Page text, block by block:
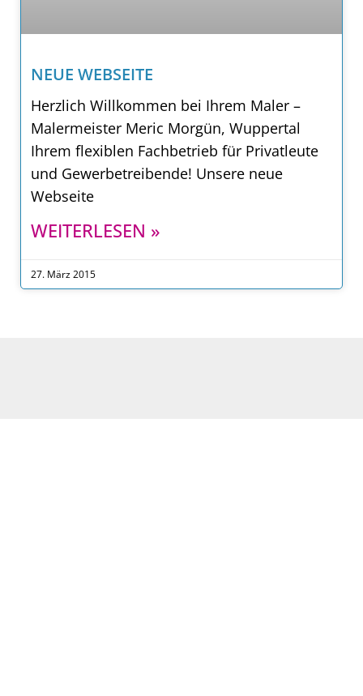
NEUE WEBSEITE
Herzlich Willkommen bei Ihrem Maler –
Malermeister Meric Morgün, Wuppertal
Ihrem flexiblen Fachbetrieb für Privatleute
und Gewerbetreibende! Unsere neue
Webseite
WEITERLESEN »
27. März 2015